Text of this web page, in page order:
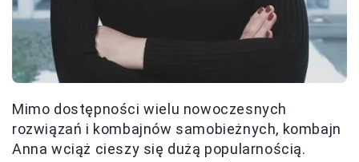
Mimo dostępności wielu nowoczesnych
rozwiązań i kombajnów samobieżnych, kombajn
Anna wciąż cieszy się dużą popularnością.